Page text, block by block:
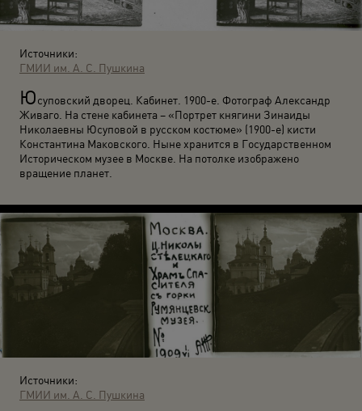
Источники:
ГМИИ им. А. С. Пушкина
Юсуповский дворец. Кабинет. 1900-е. Фотограф Александр
Живаго. На стене кабинета – «Портрет княгини Зинаиды
Николаевны Юсуповой в русском костюме» (1900-е) кисти
Константина Маковского. Ныне хранится в Государственном
Историческом музее в Москве. На потолке изображено
вращение планет.
Источники:
ГМИИ им. А. С. Пушкина